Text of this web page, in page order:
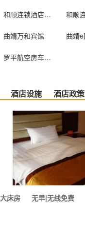
和顺连锁酒店式公寓（曲靖店）
曲靖万和宾馆
罗平航空房车国际露营地
酒店设施 酒店政策
大床房 无早|无线免费